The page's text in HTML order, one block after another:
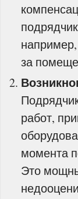
за
работ,
момента
Это